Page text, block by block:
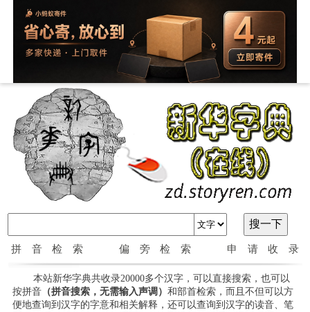
拼音检索 偏旁检索 申请收录
本站新华字典共收录20000多个汉字，可以直接搜索，也可以
按拼音（拼音搜索，无需输入声调） 和部首检索，而且不但可以方
便地查询到汉字的字意和相关解释，还可以查询到汉字的读音、笔